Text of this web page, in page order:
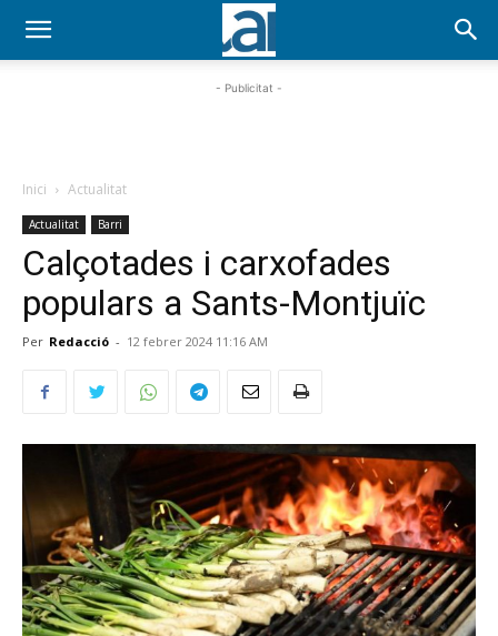
- Publicitat -
Inici Actualitat
Actualitat Barri
Calçotades i carxofades
populars a Sants-Montjuïc
Per Redacció - 12 febrer 2024 11:16 AM